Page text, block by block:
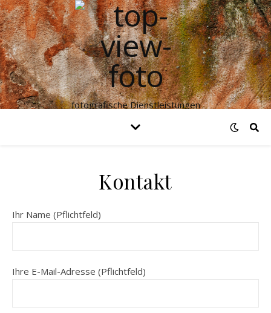
fotografische Dienstleistungen
Kontakt
Ihr Name (Pflichtfeld)
Ihre E-Mail-Adresse (Pflichtfeld)